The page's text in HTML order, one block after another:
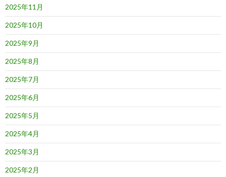
2025年11月
2025年10月
2025年9月
2025年8月
2025年7月
2025年6月
2025年5月
2025年4月
2025年3月
2025年2月